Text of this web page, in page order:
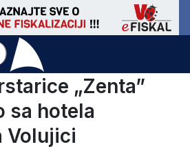
„Zenta”
sa hotela
Volujici